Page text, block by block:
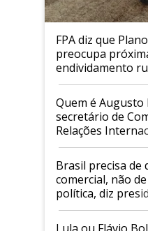
FPA diz que
preocupa
endividamento
Quem é Augusto
secretário de
Relações
Mapa
Brasil precisa de
comercial, não
política, diz
Faesp